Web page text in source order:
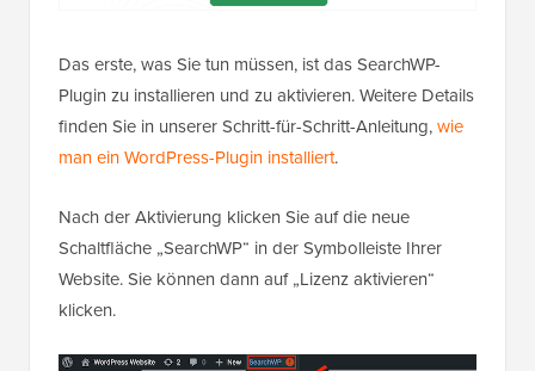
Das erste, was Sie tun müssen, ist das SearchWP-
Plugin zu installieren und zu aktivieren. Weitere Details
finden Sie in unserer Schritt-für-Schritt-Anleitung,wie
man ein WordPress-Plugin installiert.
Nach der Aktivierung klicken Sie auf die neue
Schaltfläche „SearchWP“ in der Symbolleiste Ihrer
Website. Sie können dann auf „Lizenz aktivieren“
klicken.